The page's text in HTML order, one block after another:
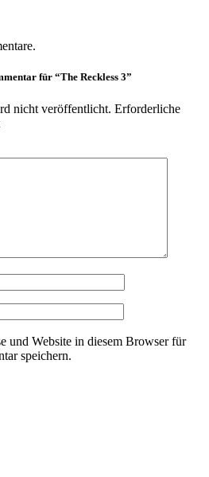
für “The Reckless 3”
nicht veröffentlicht. Erforderliche
und Website in diesem Browser für
speichern.